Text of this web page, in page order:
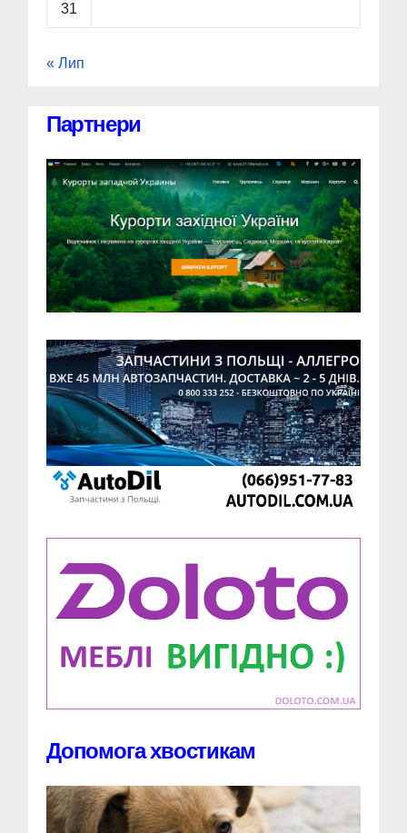
31
« Лип
Партнери
Допомога хвостикам